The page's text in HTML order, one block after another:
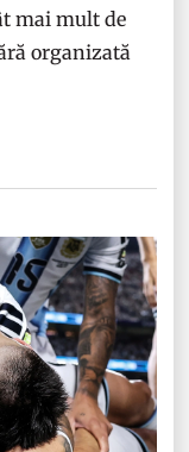
mai mult de
organizată